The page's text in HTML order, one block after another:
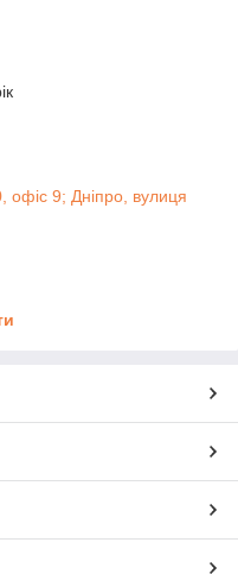
офіс 9; Дніпро, вулиця